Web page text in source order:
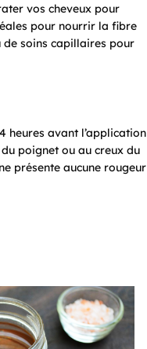
vos cheveux pour
pour nourrir la fibre
de soins capillaires pour
heures avant l’application
poignet ou au creux du
présente aucune rougeur